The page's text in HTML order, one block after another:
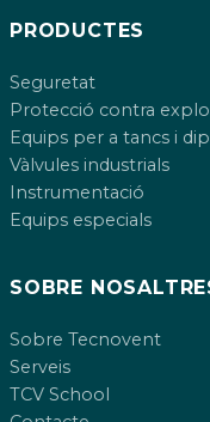
PRODUCTES
Seguretat
Protecció contra
Equips per a tancs i
Vàlvules industrials
Instrumentació
Equips especials
SOBRE
Sobre Tecnovent
Serveis
TCV School